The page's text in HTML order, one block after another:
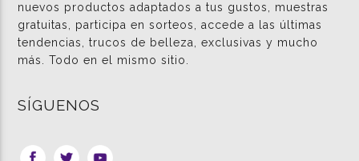
nuevos productos adaptados a tus gustos, muestras
gratuitas, participa en sorteos, accede a las últimas
tendencias, trucos de belleza, exclusivas y mucho
más. Todo en el mismo sitio.
SÍGUENOS